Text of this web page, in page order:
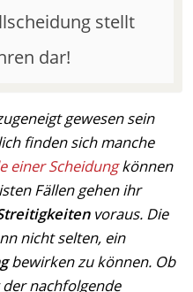
stellt
dar!
gewesen sein
finden sich manche
einer Scheidungkönnen
Fällen gehen ihr
voraus. Die
nicht selten, ein
bewirken zu können. Ob
nachfolgende